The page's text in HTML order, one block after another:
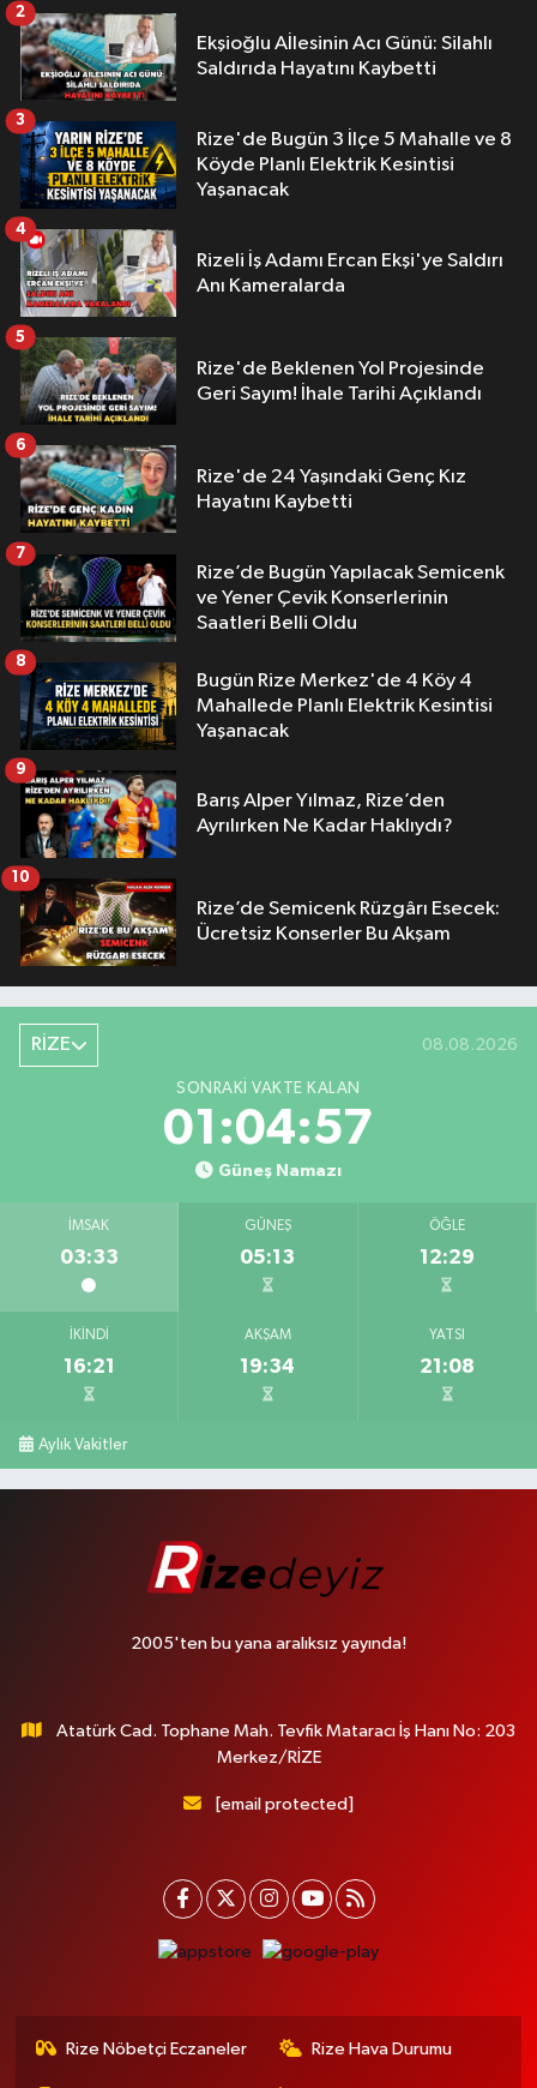
Ekşioğlu Aİlesinin Acı Günü: Silahlı
Saldırıda Hayatını Kaybetti
2
Rize'de Bugün 3 İlçe 5 Mahalle ve 8
Köyde Planlı Elektrik Kesintisi
Yaşanacak
3
Rizeli İş Adamı Ercan Ekşi'ye Saldırı
Anı Kameralarda
4
Rize'de Beklenen Yol Projesinde
Geri Sayım! İhale Tarihi Açıklandı
5
Rize'de 24 Yaşındaki Genç Kız
Hayatını Kaybetti
6
Rize’de Bugün Yapılacak Semicenk
ve Yener Çevik Konserlerinin
Saatleri Belli Oldu
7
Bugün Rize Merkez'de 4 Köy 4
Mahallede Planlı Elektrik Kesintisi
Yaşanacak
8
Barış Alper Yılmaz, Rize’den
Ayrılırken Ne Kadar Haklıydı?
9
Rize’de Semicenk Rüzgârı Esecek:
Ücretsiz Konserler Bu Akşam
10
RİZE 08.08.2026
SONRAKI VAKTE KALAN
01:04:56
Güneş Namazı
İMSAK
03:33
GÜNEŞ
05:13
ÖĞLE
12:29
İKINDI
16:21
AKŞAM
19:34
YATSI
21:08
Aylık Vakitler
2005'ten bu yana aralıksız yayında!
Atatürk Cad. Tophane Mah. Tevfik Mataracı İş Hanı No: 203
Merkez/RİZE
[email protected]
Rize Nöbetçi Eczaneler Rize Hava Durumu